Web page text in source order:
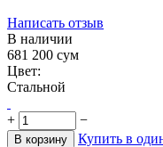
Написать отзыв
В наличии
681 200 сум
Цвет:
Стальной
+ −
В корзину
Купить в